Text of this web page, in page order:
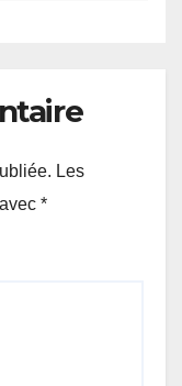
Les
*